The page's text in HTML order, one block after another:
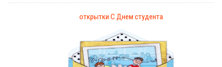
открытки С Днем студента